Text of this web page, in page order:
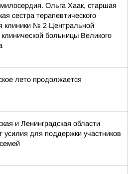
Ольга Хаак, старшая
сестра терапевтического
клиники № 2 Центральной
клинической больницы Великого
лето продолжается
и Ленинградская области
усилия для поддержки участников